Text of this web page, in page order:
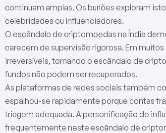
continuam amplas. Os burlões exploram
celebridades ou influenciadores.
O escândalo de criptomoedas na Índia
carecem de supervisão rigorosa. Em
irreversíveis, tornando o escândalo de
fundos não podem ser recuperados.
As plataformas de redes sociais também
espalhou-se rapidamente porque contas
triagem adequada. A personificação de
frequentemente neste escândalo de